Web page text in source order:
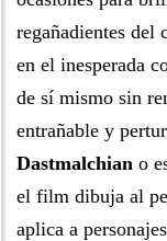
regañadientes del
en el inesperada
de sí mismo sin
entrañable y
Dastmalchian o
el film dibuja al
aplica a